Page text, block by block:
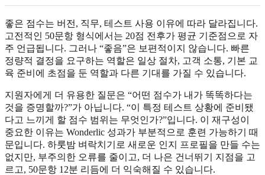
좋은 점수는 버전, 직무, 테스트 사용 이유에 따라 달라집니다.
고전적인 50문항 형식에서는 20점 전후가 평균 기준점으로 자
주 언급됩니다. 그러나 “좋음”은 보편적이지 않습니다. 빠른
정량적 결정을 요구하는 역할은 일상 절차, 고객 소통, 기본 교
육 준비에 초점을 둔 역할과 다른 기대를 가질 수 있습니다.
지원자에게 더 유용한 질문은 “어떤 점수가 내가 똑똑하다는
것을 증명할까?”가 아닙니다. “이 특정 테스트 상황에 준비됐
다고 느끼게 할 점수 범위는 무엇인가?”입니다. 이 재구성이
중요한 이유는 Wonderlic 성과가 부분적으로 훈련 가능하기 때
문입니다. 하룻밤 벼락치기로 새로운 인지 프로필을 만들 수는
없지만, 부주의한 오류를 줄이고, 더 나은 건너뛰기 지점을 고
르고, 50문항 12분 리듬에 더 익숙해질 수 있습니다.